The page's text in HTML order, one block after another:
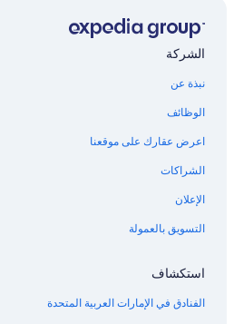
الشركة
نبذة عن
الوظائف
اعرض عقارك على موقعنا
الشراكات
الإعلان
التسويق بالعمولة
استكشاف
الفنادق في الإمارات العربية المتحدة